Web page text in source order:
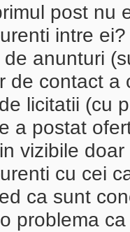
post nu
intre
anunturi
de contact
licitatii (cu
a postat
vizibile
cu cei
ca sunt
problema